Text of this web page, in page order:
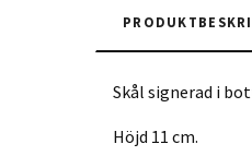
Skål signerad i
Höjd 11 cm.